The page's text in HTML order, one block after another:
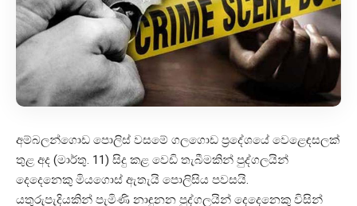
අම්බලන්ගොඩ පොලිස් වසමේ ගලගොඩ ප්‍රදේශයේ වෙළෙඳසලක්
තුළ අද (මාර්තු. 11) සිදු කළ වෙඩි තැබීමකින් පුද්ගලයින්
දෙදෙනෙකු මියගොස් ඇතැයි පොලිසිය පවසයි.
යතුරුපැදියකින් පැමිණි නාඳුනන පුද්ගලයින් දෙදෙනෙකු විසින්